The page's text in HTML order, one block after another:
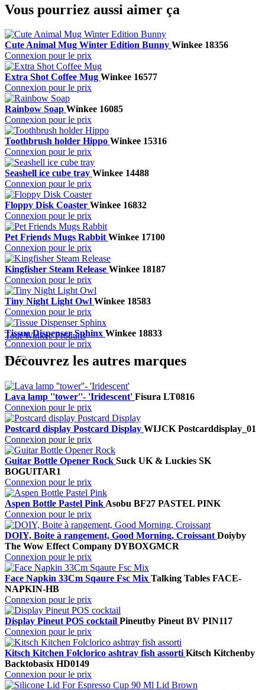
Vous pourriez aussi aimer ça
Cute Animal Mug Winter Edition Bunny Winkee 18356
Connexion pour le prix
Extra Shot Coffee Mug Winkee 16577
Connexion pour le prix
Rainbow Soap Winkee 16085
Connexion pour le prix
Toothbrush holder Hippo Winkee 15316
Connexion pour le prix
Seashell ice cube tray Winkee 14488
Connexion pour le prix
Floppy Disk Coaster Winkee 16832
Connexion pour le prix
Pet Friends Mugs RabbitWinkee 17100
Connexion pour le prix
Kingfisher Steam Release Winkee 18187
Connexion pour le prix
Tiny Night Light Owl Winkee 18583
Connexion pour le prix
Tissue Dispenser Sphinx Winkee 18833
Connexion pour le prix
Tout Winkee Produits
Découvrez les autres marques
Lava lamp ''tower''- 'Iridescent' Fisura LT0816
Connexion pour le prix
Postcard display Postcard Display WIJCK Postcarddisplay_01
Connexion pour le prix
Guitar Bottle Opener Rock Suck UK & Luckies SK
BOGUITAR1
Connexion pour le prix
Aspen Bottle Pastel Pink Asobu BF27 PASTEL PINK
Connexion pour le prix
DOIY, Boite à rangement, Good Morning, Croissant Doiyby
The Wow Effect Company DYBOXGMCR
Connexion pour le prix
Face Napkin 33Cm Sqaure Fsc Mix Talking Tables FACE-
NAPKIN-HB
Connexion pour le prix
Display Pineut POS cocktail Pineutby Pineut BV PIN117
Connexion pour le prix
Kitsch Kitchen Folclorico ashtray fish assorti Kitsch Kitchenby
Backtobasix HD0149
Connexion pour le prix